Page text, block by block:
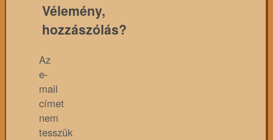
Vélemény,
hozzászólás?
Az
e-
mail
címet
nem
tesszük